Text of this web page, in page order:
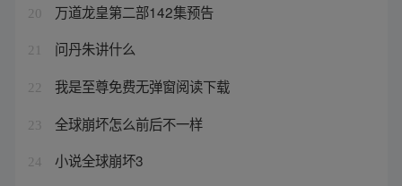
20 万道龙皇第二部142集预告
21 问丹朱讲什么
22 我是至尊免费无弹窗阅读下载
23 全球崩坏怎么前后不一样
24 小说全球崩坏3